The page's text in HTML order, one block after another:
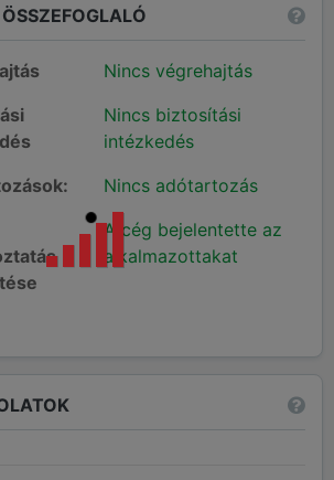
Nincs végrehajtás
Nincs biztosítási
intézkedés
Nincs adótartozás
A cég bejelentette az
alkalmazottakat